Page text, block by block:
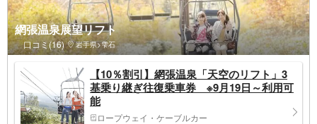
網張温泉展望リフト
口コミ(16) 岩手県>雫石
【10％割引】網張温泉「天空のリフト」3
基乗り継ぎ往復乗車券 ※9月19日～利用可
能
ロープウェイ・ケーブルカー